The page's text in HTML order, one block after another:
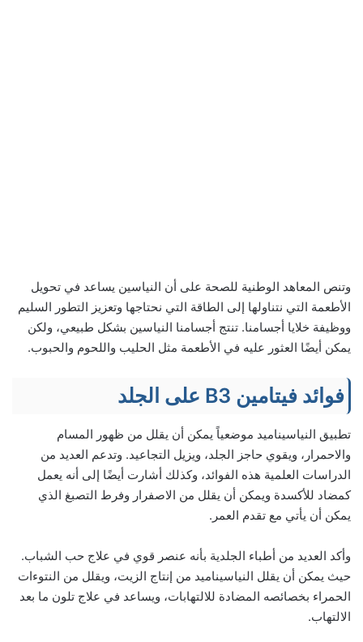
وتنص المعاهد الوطنية للصحة على أن النياسين يساعد في تحويل
الأطعمة التي نتناولها إلى الطاقة التي نحتاجها وتعزيز التطور السليم
ووظيفة خلايا أجسامنا. تنتج أجسامنا النياسين بشكل طبيعي، ولكن
يمكن أيضًا العثور عليه في الأطعمة مثل الحليب واللحوم والحبوب.
فوائد فيتامين B3 على الجلد
تطبيق النياسيناميد موضعياً يمكن أن يقلل من ظهور المسام
والاحمرار، ويقوي حاجز الجلد، ويزيل التجاعيد. وتدعم العديد من
الدراسات العلمية هذه الفوائد، وكذلك أشارت أيضًا إلى أنه يعمل
كمضاد للأكسدة ويمكن أن يقلل من الاصفرار وفرط التصبغ الذي
يمكن أن يأتي مع تقدم العمر.
وأكد العديد من أطباء الجلدية بأنه عنصر قوي في علاج حب الشباب.
حيث يمكن أن يقلل النياسيناميد من إنتاج الزيت، ويقلل من النتوءات
الحمراء بخصائصه المضادة للالتهابات، ويساعد في علاج تلون ما بعد
الالتهاب.